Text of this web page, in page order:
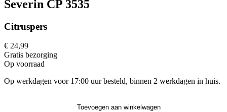
Severin CP 3535
Citruspers
€ 24,99
Gratis bezorging
Op voorraad
Op werkdagen voor 17:00 uur besteld, binnen 2 werkdagen in huis.
Toevoegen aan winkelwagen